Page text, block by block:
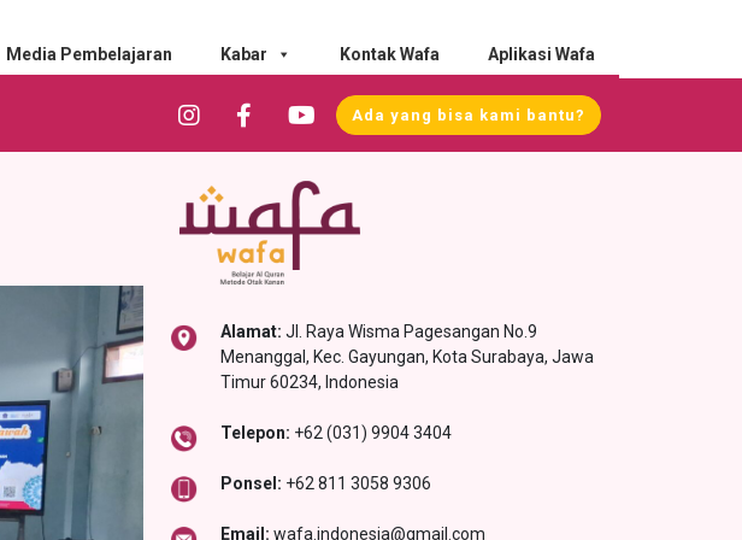
Media Pembelajaran Kabar Kontak Wafa Aplikasi Wafa
Ada yang bisa kami bantu?
Alamat: Jl. Raya Wisma Pagesangan No.9
Menanggal, Kec. Gayungan, Kota Surabaya, Jawa
Timur 60234, Indonesia
Telepon: +62 (031) 9904 3404
Ponsel: +62 811 3058 9306
Email: wafa.indonesia@gmail.com